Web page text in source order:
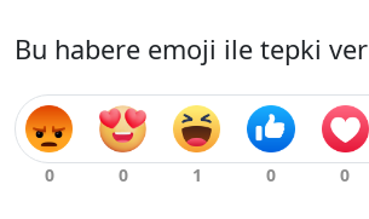
Bu habere emoji ile tepki ver